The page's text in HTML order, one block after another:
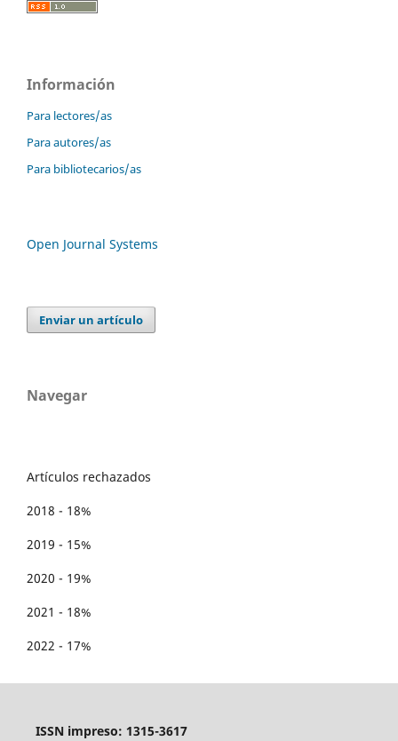
Información
Para lectores/as
Para autores/as
Para bibliotecarios/as
Open Journal Systems
Enviar un artículo
Navegar
Artículos rechazados
2018 - 18%
2019 - 15%
2020 - 19%
2021 - 18%
2022 - 17%
ISSN impreso: 1315-3617